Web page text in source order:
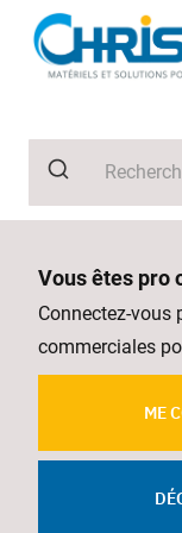
Vous êtes pro
Connectez-vous
commerciales
ME